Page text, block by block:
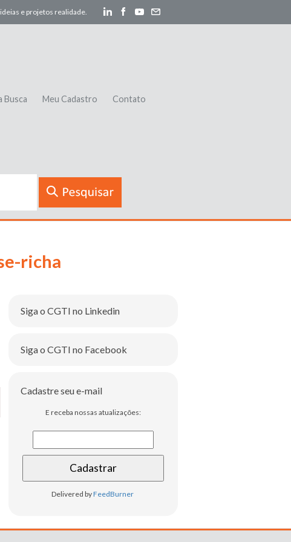
e projetos realidade.
Busca Meu Cadastro Contato
richa
Siga o CGTI no Linkedin
Siga o CGTI no Facebook
Cadastre seu e-mail
E receba nossas atualizações:
Delivered byFeedBurner